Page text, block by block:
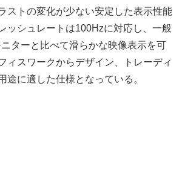
ストの変化が少ない安定した表示性能
ッシュレートは100Hzに対応し、一般
ターと比べて滑らかな映像表示を可
ィスワークからデザイン、トレーディ
途に適した仕様となっている。